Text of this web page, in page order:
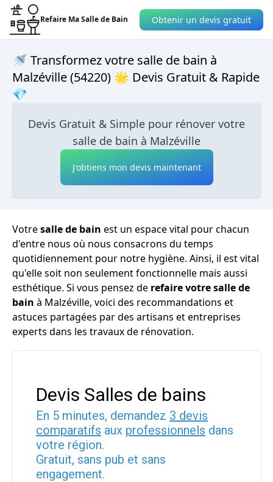
Refaire Ma Salle de Bain Obtenir un devis gratuit
🚿 Transformez votre salle de bain à
Malzéville (54220) 🌟 Devis Gratuit & Rapide
💎
Devis Gratuit & Simple pour rénover votre
salle de bain à Malzéville
J'obtiens mon devis maintenant
Votresalle de bain est un espace vital pour chacun
d'entre nous où nous consacrons du temps
quotidiennement pour notre hygiène. Ainsi, il est vital
qu'elle soit non seulement fonctionnelle mais aussi
esthétique. Si vous pensez de refaire votre salle de
bain à Malzéville, voici des recommandations et
astuces partagées par des artisans et entreprises
experts dans les travaux de rénovation.
Devis Salles de bains
En 5 minutes, demandez 3 devis
comparatifs aux professionnels dans
votre région.
Gratuit, sans pub et sans
engagement.